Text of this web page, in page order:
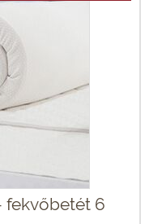
fekvőbetét 6